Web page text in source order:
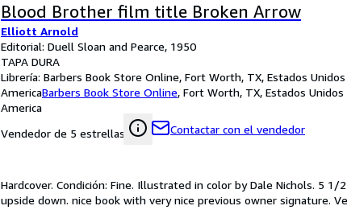
Blood Brother film title Broken Arrow
Elliott Arnold
Editorial: Duell Sloan and Pearce, 1950
TAPA DURA
Librería: Barbers Book Store Online, Fort Worth, TX, Estados
AmericaBarbers Book Store Online, Fort Worth, TX, Estados Unidos
America
Vendedor de 5 estrellas
Contactar con el vendedor
Hardcover. Condición: Fine. Illustrated in color by Dale Nichols. 5
upside down. nice book with very nice previous owner signature.